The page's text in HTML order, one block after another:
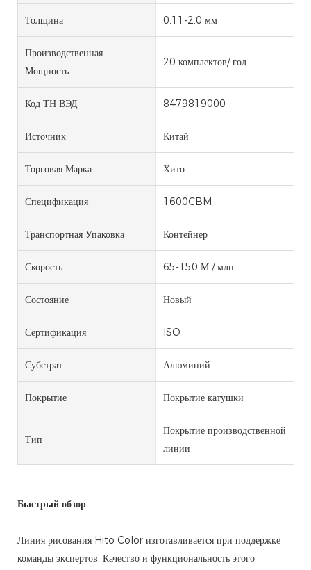
Толщина 0,11-2,0 мм
Производственная
Мощность
20 комплектов/ год
Код ТН ВЭД 8479819000
Источник Китай
Торговая Марка Хито
Спецификация 1600CBM
Транспортная Упаковка Контейнер
Скорость 65-150 М / млн
Состояние Новый
Сертификация ISO
Субстрат Алюминий
Покрытие Покрытие катушки
Тип
Покрытие производственной
линии
Быстрый обзор
Линия рисования Hito Color изготавливается при поддержке
команды экспертов. Качество и функциональность этого